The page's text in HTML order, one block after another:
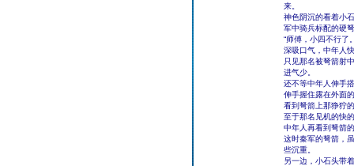
来。
神色阴沉的看着小
军中骑兵标配的硬
“师傅，小四不行了
深吸口气，中年人
只见那名被弩箭射
进气少。
还不等中年人伸手
伸手握住露在外面
看到弩箭上那狰狞
至于那名见机的快
中年人再看到弩箭
这时秦军的弩箭，
些沉重。
另一边，小石头带